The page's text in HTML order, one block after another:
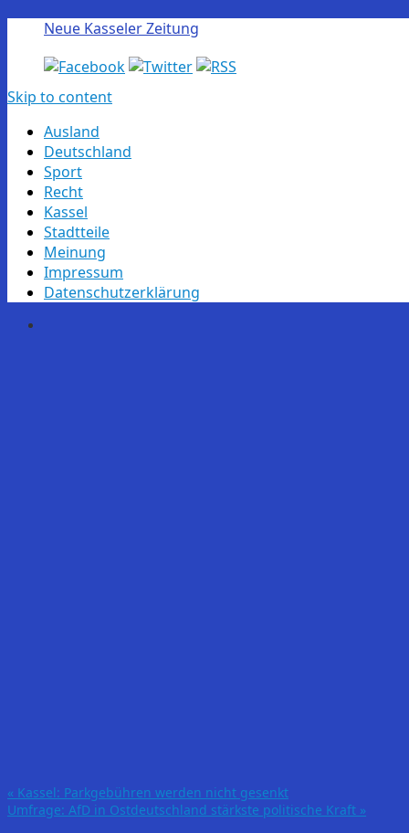
Neue Kasseler Zeitung
Skip to content
Ausland
Deutschland
Sport
Recht
Kassel
Stadtteile
Meinung
Impressum
Datenschutzerklärung
« Kassel: Parkgebühren werden nicht gesenkt
Umfrage: AfD in Ostdeutschland stärkste politische Kraft »